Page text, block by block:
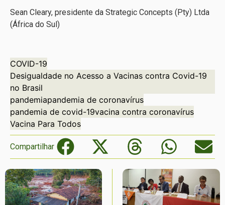
Sean Cleary, presidente da Strategic Concepts (Pty) Ltda
(África do Sul)
COVID-19
Desigualdade no Acesso a Vacinas contra Covid-19
no Brasil
pandemiapandemia de coronavírus
pandemia de covid-19vacina contra coronavírus
Vacina Para Todos
Compartilhar